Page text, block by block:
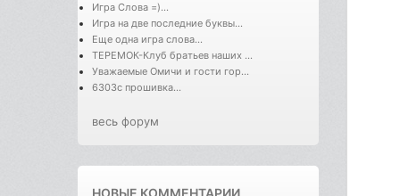
Игра Слова =)...
Игра на две последние буквы...
Еще одна игра слова...
ТЕРЕМОК-Клуб братьев наших ...
Уважаемые Омичи и гости гор...
6303с прошивка...
весь форум
НОВЫЕ КОММЕНТАРИИ